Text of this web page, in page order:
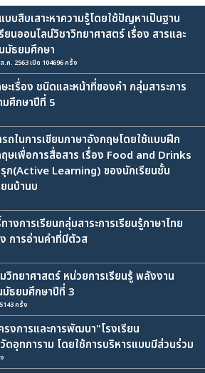
บสืบเสาะหาความรู้โดยใช้ปัญหาเป็นฐาน
นออนไลน์วิชาวิทยาศาสตร์ เรื่อง สารและ
มัธยมศึกษา
ค. 2563 เปิด 104696 ครั้ง
เรื่อง ชนิดและหน้าที่ของคำ กลุ่มสาระการ
มศึกษาปีที่ 5
ถในการเขียนภาษาอังกฤษโดยใช้แบบฝึก
ฤษเพื่อการสื่อสาร เรื่อง Food and Drinks
รุก(Active Learning) ของนักเรียนชั้น
นบ้านบ
การเรียนกลุ่มสาระการเรียนรู้ภาษาไทย
การอ่านคำที่มีตัวส
ทยาศาสตร์ หน่วยการเรียนรู้ พลังงาน
ธยมศึกษาปีที่ 3
ครั้ง
รงการและการพัฒนา"โรงเรียน
อุทการาม โดยใช้การบริหารแบบมีส่วนร่วม